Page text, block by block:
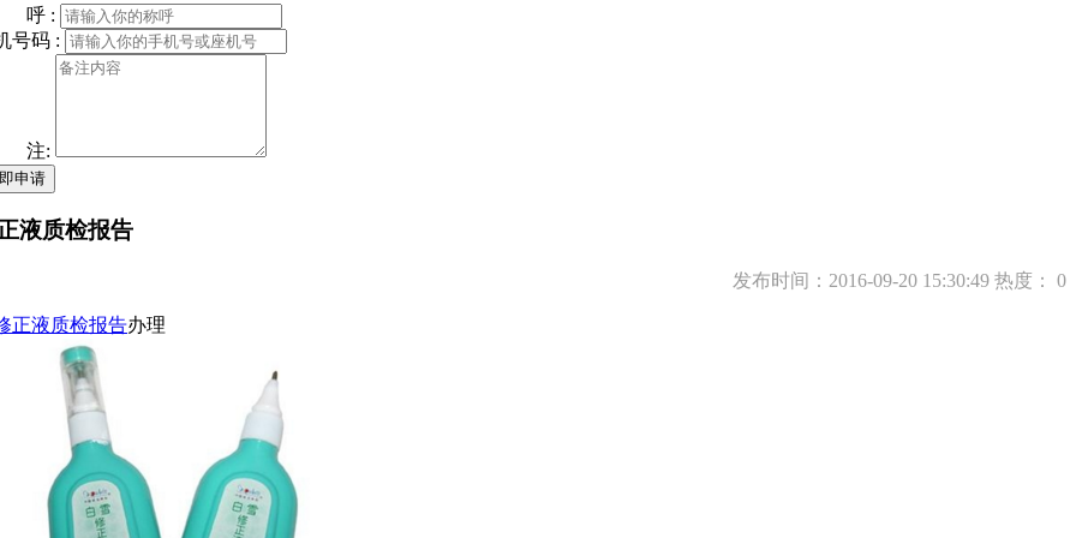
呼 :
号码 :
注:
申请
液质检报告
发布时间：2016-09-20 15:30:49 热度： 0
正液质检报告办理